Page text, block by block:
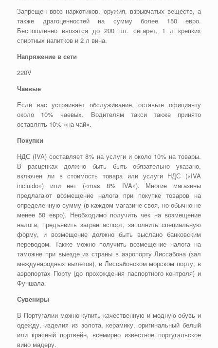
Запрещен ввоз наркотиков, оружия, взрывчатых веществ, а
также драгоценностей на сумму более 150 евро.
Беспошлинно ввозятся до 200 шт. сигарет, 1 л крепких
спиртных напитков и 2 л вина.
Напряжение в сети
220V
Чаевые
Если вас устраивает обслуживание, оставьте официанту
около 10% чаевых. Водителям такси также принято
оставлять 10% «на чай».
Покупки
НДС (IVA) составляет 8% на услуги и около 10% на товары.
В расценках должно быть быть обязательно указано,
включен ли в стоимость товара или услуги НДС («IVA
incluido») или нет («mas 8% IVA»). Многие магазины
предлагают возмещение налога при покупке товаров на
определенную сумму (в каждом магазине своя, но обычно не
менее 50 евро). Необходимо получить чек на возмещение
налога, предъявить загранпаспорт, заполнить специальную
форму, и возмещение должно быть выслано банковским
переводом. Также можно получить возмещение налога на
таможне при выезде из страны в аэропорту Лиссабона (зал
международных вылетов), в Лиссабонском морском порту, в
аэропортах Порту (до прохождения паспортного контроля) и
Фуншала.
Сувениры
В Португалии можно купить качественную и модную обувь и
одежду, изделия из золота, керамику, оригинальный белый
или красный портвейн, всемирно известное португальское
вино мадеру.